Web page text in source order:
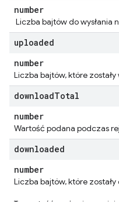
number
Liczba bajtów do wysłania
uploaded
number
Liczba bajtów, które zostały
downloadTotal
number
Wartość podana podczas
downloaded
number
Liczba bajtów, które